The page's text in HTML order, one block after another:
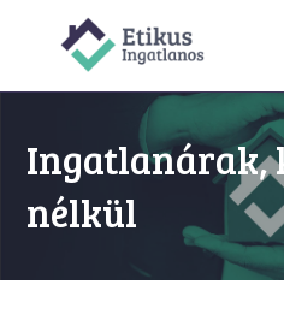
Ingatlanárak,
nélkül